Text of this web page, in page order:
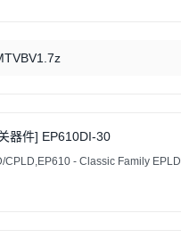
器件] EP610DI-30
CPLD,EP610 - Classic Family